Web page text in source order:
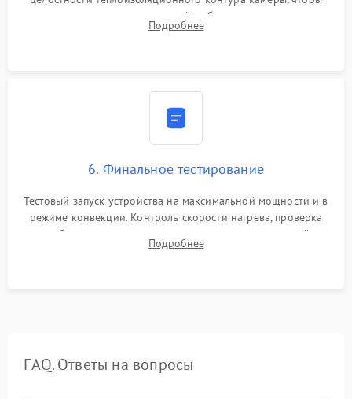
исключить перегрев кухонной мебели и потерю тепла.
Надежная фиксация клемм и сборка корпуса шкафа.
Подробнее
6. Финальное тестирование
Тестовый запуск устройства на максимальной мощности и в
режиме конвекции. Контроль скорости нагрева, проверка
срабатывания термостата при достижении заданной
температуры и тест на отсутствие утечек тока.
Подробнее
FAQ. Ответы на вопросы